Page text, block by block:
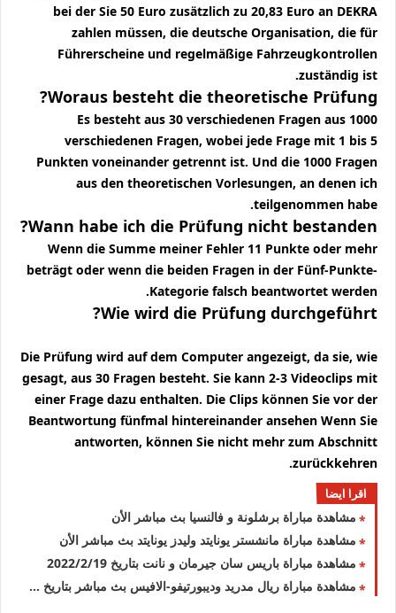
bei der Sie 50 Euro zusätzlich zu 20,83 Euro an DEKRA
zahlen müssen, die deutsche Organisation, die für
Führerscheine und regelmäßige Fahrzeugkontrollen
zuständig ist.
Woraus besteht die theoretische Prüfung?
Es besteht aus 30 verschiedenen Fragen aus 1000
verschiedenen Fragen, wobei jede Frage mit 1 bis 5
Punkten voneinander getrennt ist. Und die 1000 Fragen
aus den theoretischen Vorlesungen, an denen ich
teilgenommen habe.
Wann habe ich die Prüfung nicht bestanden?
Wenn die Summe meiner Fehler 11 Punkte oder mehr
beträgt oder wenn die beiden Fragen in der Fünf-Punkte-
Kategorie falsch beantwortet werden.
Wie wird die Prüfung durchgeführt?
Die Prüfung wird auf dem Computer angezeigt, da sie, wie
gesagt, aus 30 Fragen besteht. Sie kann 2-3 Videoclips mit
einer Frage dazu enthalten. Die Clips können Sie vor der
Beantwortung fünfmal hintereinander ansehen Wenn Sie
antworten, können Sie nicht mehr zum Abschnitt
zurückkehren.
اقرا ايضا
مشاهدة مباراة برشلونة و فالنسيا بث مباشر الأن
مشاهدة مباراة مانشستر يونايتد وليدز يونايتد بث مباشر الأن
مشاهدة مباراة باريس سان جيرمان و نانت بتاريخ 2022/2/19
مشاهدة مباراة ريال مدريد وديبورتيفو-الافيس بث مباشر بتاريخ 2022/2/19